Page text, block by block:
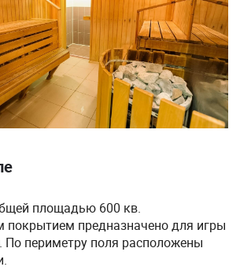
площадью 600 кв.
покрытием предназначено для игры
По периметру поля расположены